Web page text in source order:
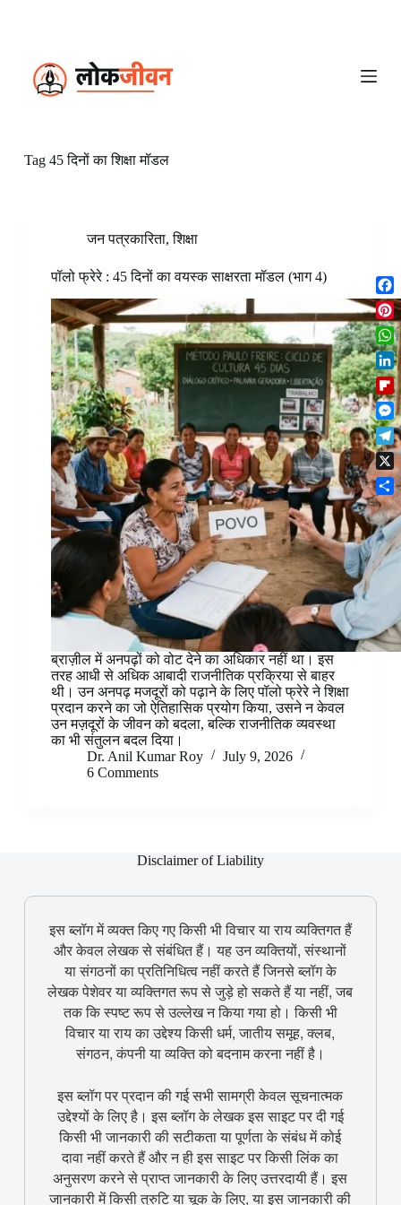
Tag45 दिनों का शिक्षा मॉडल
जन पत्रकारिता,शिक्षा
पॉलो फ्रेरे : 45 दिनों का वयस्क साक्षरता मॉडल (भाग 4)
ब्राज़ील में अनपढ़ों को वोट देने का अधिकार नहीं था। इस
तरह आधी से अधिक आबादी राजनीतिक प्रक्रिया से बाहर
थी। उन अनपढ़ मजदूरों को पढ़ाने के लिए पॉलो फ्रेरे ने शिक्षा
प्रदान करने का जो ऐतिहासिक प्रयोग किया, उसने न केवल
उन मज़दूरों के जीवन को बदला, बल्कि राजनीतिक व्यवस्था
का भी संतुलन बदल दिया।
Dr. Anil Kumar Roy
July 9, 2026
6 Comments
Disclaimer of Liability
इस ब्लॉग में व्यक्त किए गए किसी भी विचार या राय व्यक्तिगत हैं
और केवल लेखक से संबंधित हैं। यह उन व्यक्तियों, संस्थानों
या संगठनों का प्रतिनिधित्व नहीं करते हैं जिनसे ब्लॉग के
लेखक पेशेवर या व्यक्तिगत रूप से जुड़े हो सकते हैं या नहीं, जब
तक कि स्पष्ट रूप से उल्लेख न किया गया हो। किसी भी
विचार या राय का उद्देश्य किसी धर्म, जातीय समूह, क्लब,
संगठन, कंपनी या व्यक्ति को बदनाम करना नहीं है।
इस ब्लॉग पर प्रदान की गई सभी सामग्री केवल सूचनात्मक
उद्देश्यों के लिए है। इस ब्लॉग के लेखक इस साइट पर दी गई
किसी भी जानकारी की सटीकता या पूर्णता के संबंध में कोई
दावा नहीं करते हैं और न ही इस साइट पर किसी लिंक का
अनुसरण करने से प्राप्त जानकारी के लिए उत्तरदायी हैं। इस
जानकारी में किसी त्रुटि या चूक के लिए, या इस जानकारी की
F
a
c
e
b
o
o
k
P
i
n
t
e
r
e
s
t
W
h
a
t
s
A
p
p
L
i
n
k
e
d
I
n
F
l
i
p
b
o
a
r
d
M
e
s
s
e
n
g
e
r
T
e
l
e
g
r
a
X
S
h
a
r